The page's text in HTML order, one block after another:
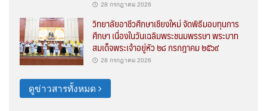
28 กรกฎาคม 2026
วิทยาลัยอาชีวศึกษาเชียงใหม่ จัดพิธีมอบทุนการ
ศึกษา เนื่องในวันเฉลิมพระชนมพรรษา พระบาท
สมเด็จพระเจ้าอยู่หัว ๒๘ กรกฎาคม ๒๕๖๙
28 กรกฎาคม 2026
ดูข่าวสารทั้งหมด